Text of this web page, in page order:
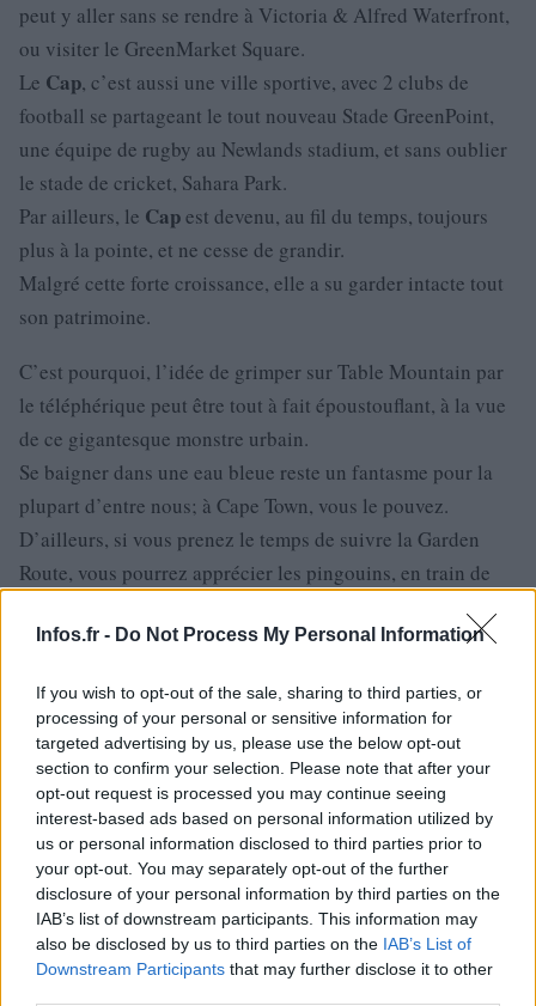
Infos.fr - Do Not Process My Personal Information
If you wish to opt-out of the sale, sharing to third parties, or
processing of your personal or sensitive information for
targeted advertising by us, please use the below opt-out
section to confirm your selection. Please note that after your
opt-out request is processed you may continue seeing
interest-based ads based on personal information utilized by
us or personal information disclosed to third parties prior to
your opt-out. You may separately opt-out of the further
disclosure of your personal information by third parties on the
IAB’s list of downstream participants. This information may
also be disclosed by us to third parties on the IAB’s List of
Downstream Participants that may further disclose it to other
peut y aller sans se rendre à Victoria & Alfred Waterfront,
ou visiter le GreenMarket Square.
Le Cap, c’est aussi une ville sportive, avec 2 clubs de
football se partageant le tout nouveau Stade GreenPoint,
une équipe de rugby au Newlands stadium, et sans oublier
le stade de cricket, Sahara Park.
Par ailleurs, le Capest devenu, au fil du temps, toujours
plus à la pointe, et ne cesse de grandir.
Malgré cette forte croissance, elle a su garder intacte tout
son patrimoine.
C’est pourquoi, l’idée de grimper sur Table Mountain par
le téléphérique peut être tout à fait époustouflant, à la vue
de ce gigantesque monstre urbain.
Se baigner dans une eau bleue reste un fantasme pour la
plupart d’entre nous; à Cape Town, vous le pouvez.
D’ailleurs, si vous prenez le temps de suivre la Garden
Route, vous pourrez apprécier les pingouins, en train de
Finalement, on peut dire que Cape Town est une ville
toujours plus grands, des autoroutes toujours plus
grandes, et surtout, une expansion toujours plus forte.
Pourtant, cela n’en fait pas une ville quelconque, bien au
contraire, puisqu’elle offre un cadre de vie tout à fait
exceptionnel.
Toute la richesse de cette ville s’est construite au fil du
temps; se balader dans Cape town, c’est effectuer un
voyage à travers le temps.